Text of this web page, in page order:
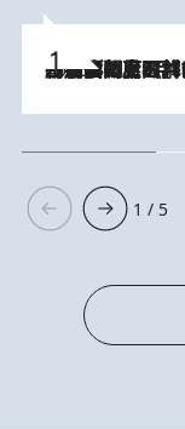
2026.8.8
「最後に見られてよかった」上野動物園の東園パンダ舎が解体前に特別公開。8月16日まで延長されたパネル展と共に辿る“半世紀”のパンダ飼育《解体工事の図面あり》
1 / 5